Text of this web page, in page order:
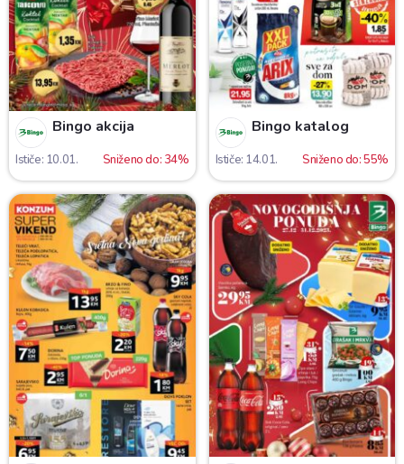
Bingo akcija
Ističe: 10.01. Sniženo do: 34%
Bingo katalog
Ističe: 14.01. Sniženo do: 55%